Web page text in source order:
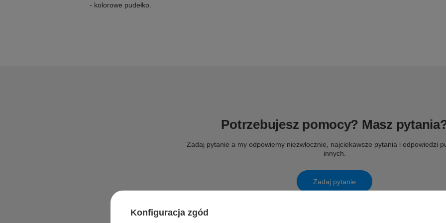
- kolorowe pudełko.
Potrzebujesz pomocy? Masz
Zadaj pytanie a my odpowiemy niezwłocznie, najciekawsze pytania i odpowiedzi
innych.
Zadaj pytanie
Konfiguracja zgód